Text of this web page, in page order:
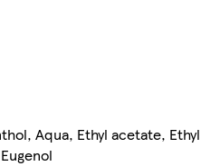
Aqua, Ethyl acetate, Ethyl